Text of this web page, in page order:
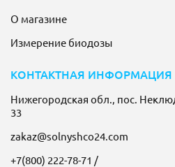
О магазине
Измерение биодозы
КОНТАКТНАЯ ИНФОРМАЦИЯ
Нижегородская обл., пос.
33
zakaz@solnyshco24.com
+7(800) 222-78-71 /